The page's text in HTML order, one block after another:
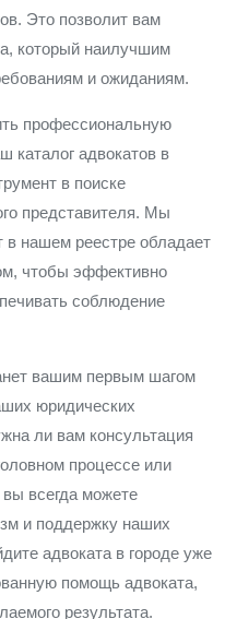
Это позволит вам
который наилучшим
и ожиданиям.
профессиональную
каталог адвокатов в
в поиске
представителя. Мы
в нашем реестре обладает
чтобы эффективно
соблюдение
вашим первым шагом
юридических
ли вам консультация
процессе или
всегда можете
и поддержку наших
адвоката в городе уже
помощь адвоката,
результата.